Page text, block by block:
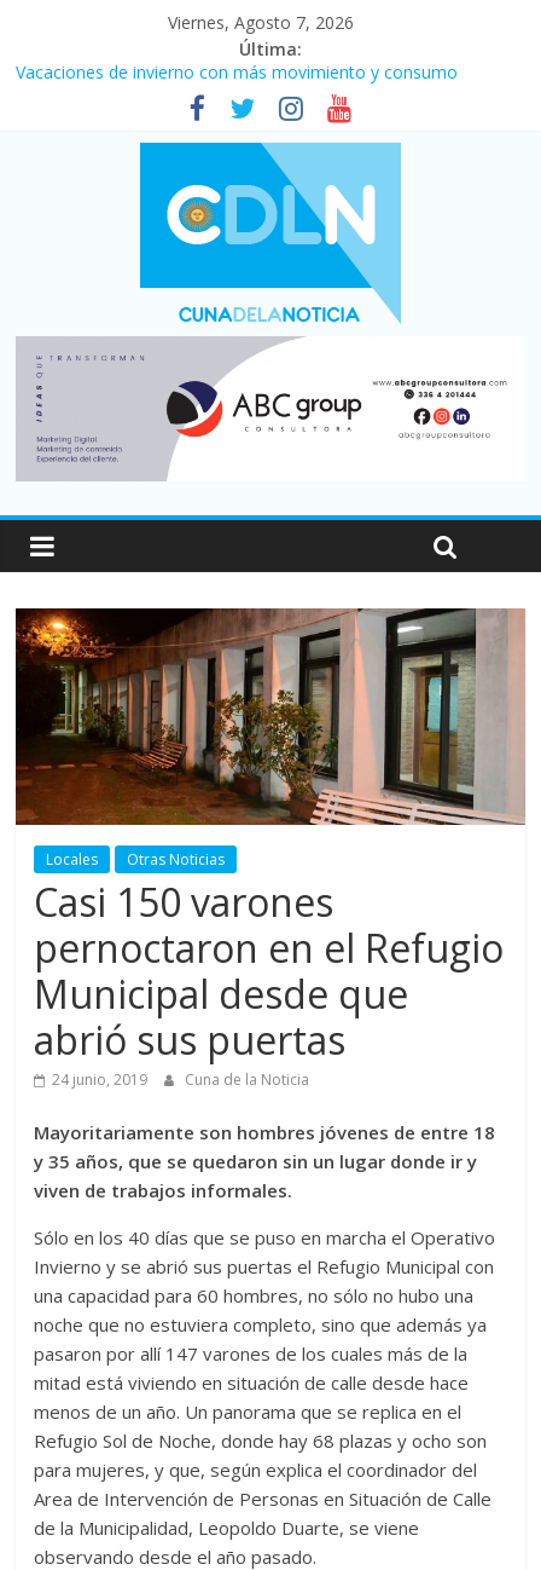
Viernes, Agosto 7, 2026
Última:
Vacaciones de invierno con más movimiento y consumo
turístico: 4,6 millones de personas viajaron por el país, un 5,9%
Fuerte caída de la venta de autos usados en julio: bajó un 12,6%
Central venció 1 a 0 al River de Coudet en el Monumental
La morosidad alcanzó su nivel más alto en dos décadas y ya
Desde que asumió Milei cerraron 41.000 kioscos: el sector
denuncia crisis como en 2001
Locales Otras Noticias
Casi 150 varones
pernoctaron en el Refugio
Municipal desde que
abrió sus puertas
24 junio, 2019 Cuna de la Noticia
Mayoritariamente son hombres jóvenes de entre 18
y 35 años, que se quedaron sin un lugar donde ir y
viven de trabajos informales.
Sólo en los 40 días que se puso en marcha el Operativo
Invierno y se abrió sus puertas el Refugio Municipal con
una capacidad para 60 hombres, no sólo no hubo una
noche que no estuviera completo, sino que además ya
pasaron por allí 147 varones de los cuales más de la
mitad está viviendo en situación de calle desde hace
menos de un año. Un panorama que se replica en el
Refugio Sol de Noche, donde hay 68 plazas y ocho son
para mujeres, y que, según explica el coordinador del
Area de Intervención de Personas en Situación de Calle
de la Municipalidad, Leopoldo Duarte, se viene
observando desde el año pasado.